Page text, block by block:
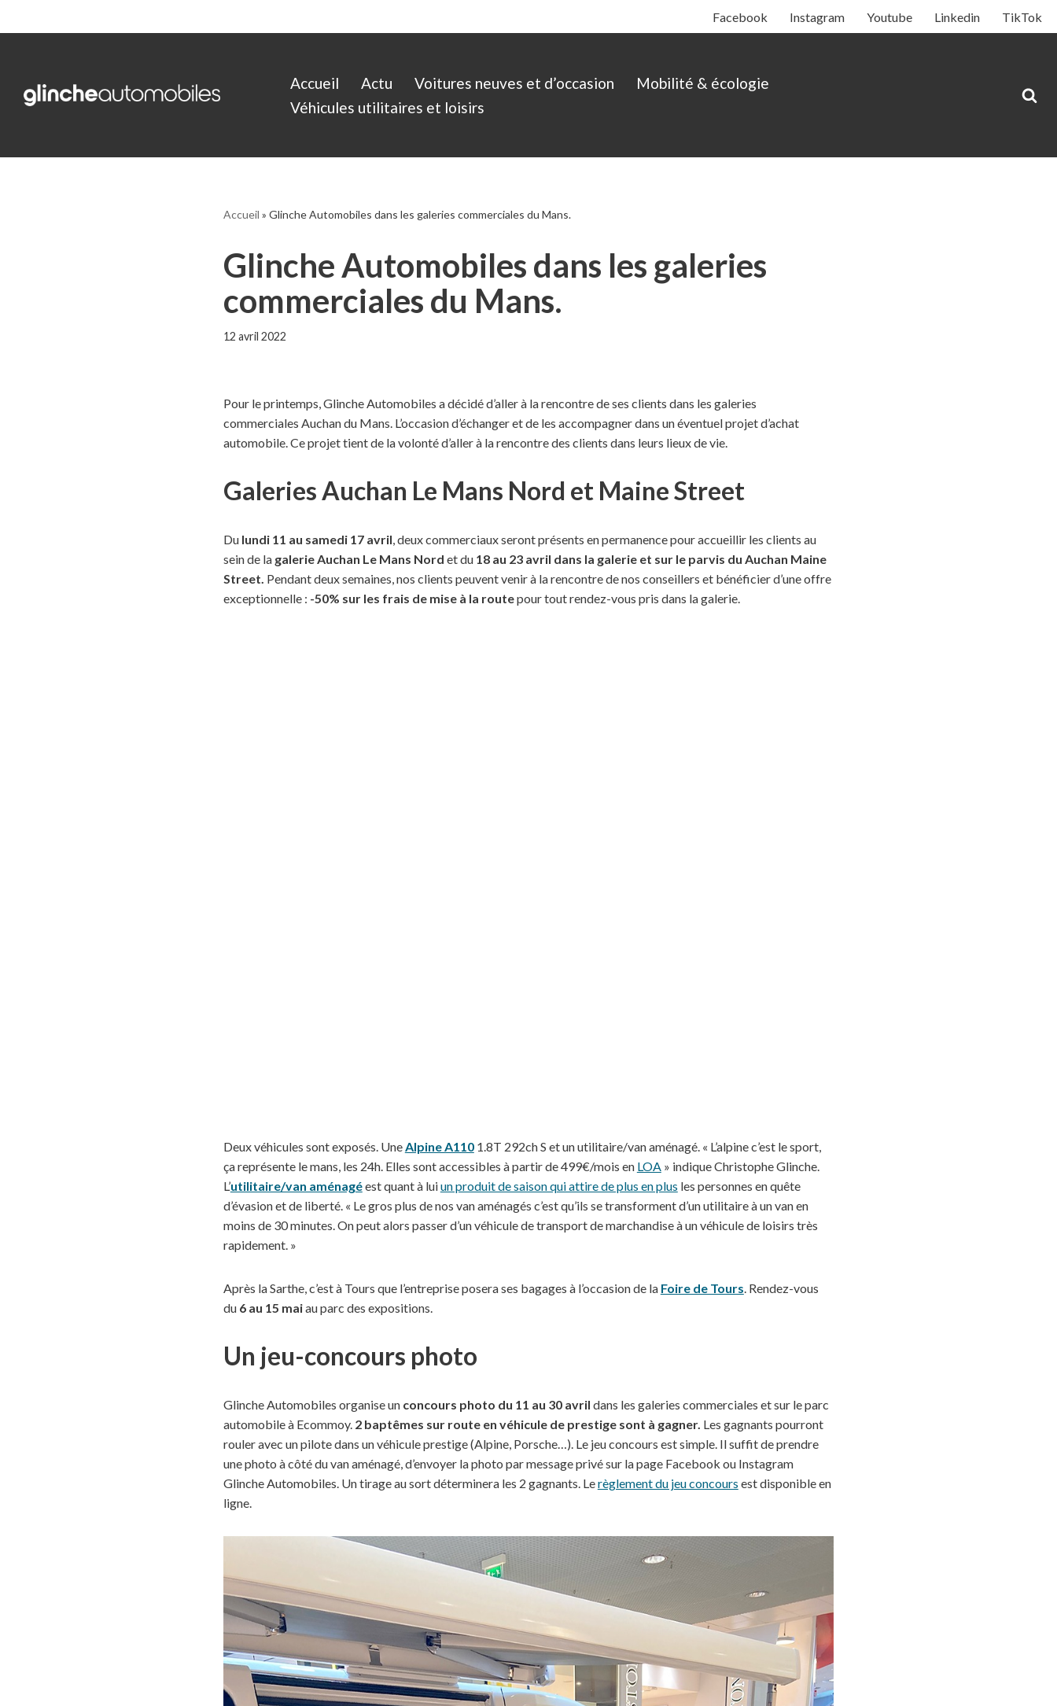
contenu
Facebook Instagram Youtube Linkedin TikTok
Accueil Actu Voitures neuves et d’occasion
Mobilité & écologie
Véhicules utilitaires et loisirs
Accueil » Glinche Automobiles dans les galeries commerciales du Mans.
Glinche Automobiles dans les galeries
commerciales du Mans.
12 avril 2022
Pour le printemps, Glinche Automobiles a décidé d’aller à la rencontre de ses clients dans les galeries
commerciales Auchan du Mans. L’occasion d’échanger et de les accompagner dans un éventuel projet d’achat
automobile. Ce projet tient de la volonté d’aller à la rencontre des clients dans leurs lieux de vie.
Galeries Auchan Le Mans Nord et Maine Street
Du lundi 11 au samedi 17 avril, deux commerciaux seront présents en permanence pour accueillir les clients au
sein de la galerie Auchan Le Mans Nord et du 18 au 23 avril dans la galerie et sur le parvis du Auchan Maine
Street. Pendant deux semaines, nos clients peuvent venir à la rencontre de nos conseillers et bénéficier d’une offre
exceptionnelle : -50% sur les frais de mise à la routepour tout rendez-vous pris dans la galerie.
Deux véhicules sont exposés. UneAlpine A1101.8T 292ch S et un utilitaire/van aménagé. « L’alpine c’est le sport,
ça représente le mans, les 24h. Elles sont accessibles à partir de 499€/mois en LOA» indique Christophe Glinche.
L’utilitaire/van aménagéest quant à luiun produit de saison qui attire de plus en plus les personnes en quête
d’évasion et de liberté. « Le gros plus de nos van aménagés c’est qu’ils se transforment d’un utilitaire à un van en
moins de 30 minutes. On peut alors passer d’un véhicule de transport de marchandise à un véhicule de loisirs très
rapidement. »
Après la Sarthe, c’est à Tours que l’entreprise posera ses bagages à l’occasion de la Foire de Tours. Rendez-vous
du 6 au 15 maiau parc des expositions.
Un jeu-concours photo
Glinche Automobiles organise un concours photo du 11 au 30 avril dans les galeries commerciales et sur le parc
automobile à Ecommoy. 2 baptêmes sur route en véhicule de prestige sont à gagner. Les gagnants pourront
rouler avec un pilote dans un véhicule prestige (Alpine, Porsche…). Le jeu concours est simple. Il suffit de prendre
une photo à côté du van aménagé, d’envoyer la photo par message privé sur la page Facebook ou Instagram
Glinche Automobiles. Un tirage au sort déterminera les 2 gagnants. Lerèglement du jeu concours est disponible en
ligne.